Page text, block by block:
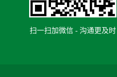
扫一扫加微信 - 沟通更及时